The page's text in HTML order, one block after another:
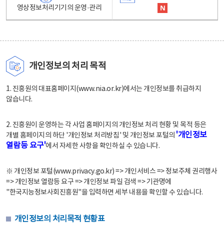
영상정보처리기기의 운영·관리
개인정보의 처리 목적
1. 진흥원의 대표홈페이지(www.nia.or.kr)에서는 개인정보를 취급하지
않습니다.
2. 진흥원이 운영하는 각 사업 홈페이지의 개인정보 처리 현황 및 목적 등은
개별 홈페이지의 하단 '개인정보 처리방침' 및 개인정보 포털의 '개인정보
열람등 요구'에서 자세한 사항을 확인하실 수 있습니다.
※ 개인정보 포털(www.privacy.go.kr) => 개인서비스 => 정보주체 권리행사
=> 개인정보 열람등 요구 => 개인정보 파일 검색 => 기관명에
"한국지능정보사회진흥원"을 입력하면 세부 내용을 확인할 수 있습니다.
개인정보의 처리목적 현황표